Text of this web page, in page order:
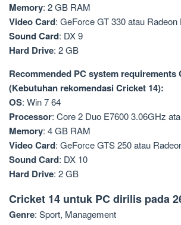
Memory: 2 GB RAM
Video Card: GeForce GT 330 atau
Sound Card: DX 9
Hard Drive: 2 GB
Recommended PC system requirements
(Kebutuhan rekomendasi Cricket 14):
OS: Win 7 64
Processor: Core 2 Duo E7600 3.06GHz
Memory: 4 GB RAM
Video Card: GeForce GTS 250 atau
Sound Card: DX 10
Hard Drive: 2 GB
Cricket 14 untuk PC dirilis pada
Genre: Sport, Management